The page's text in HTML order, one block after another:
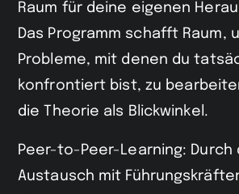
Raum für deine eigenen
Das Programm schafft Raum,
Probleme, mit denen du
konfrontiert bist, zu
die Theorie als Blickwinkel.
Peer-to-Peer-Learning: Durch
Austausch mit